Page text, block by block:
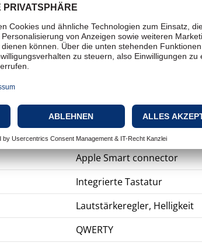
Trackpad
Tastatur und Foliohülle
Kabelgebunden
Apple Smart connector
Integrierte Tastatur
Lautstärkeregler, Helligkeit
QWERTY